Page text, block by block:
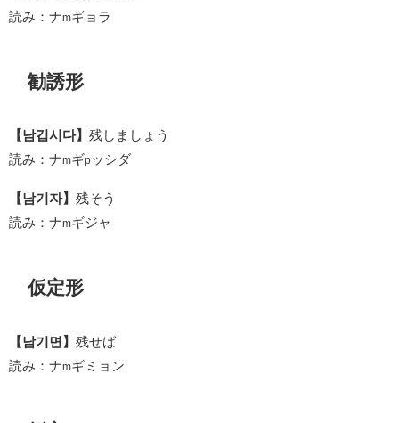
読み：ナmギョラ
勧誘形
【남깁시다】 残しましょう
読み：ナmギpッシダ
【남기자】 残そう
読み：ナmギジャ
仮定形
【남기면】 残せば
読み：ナmギミョン